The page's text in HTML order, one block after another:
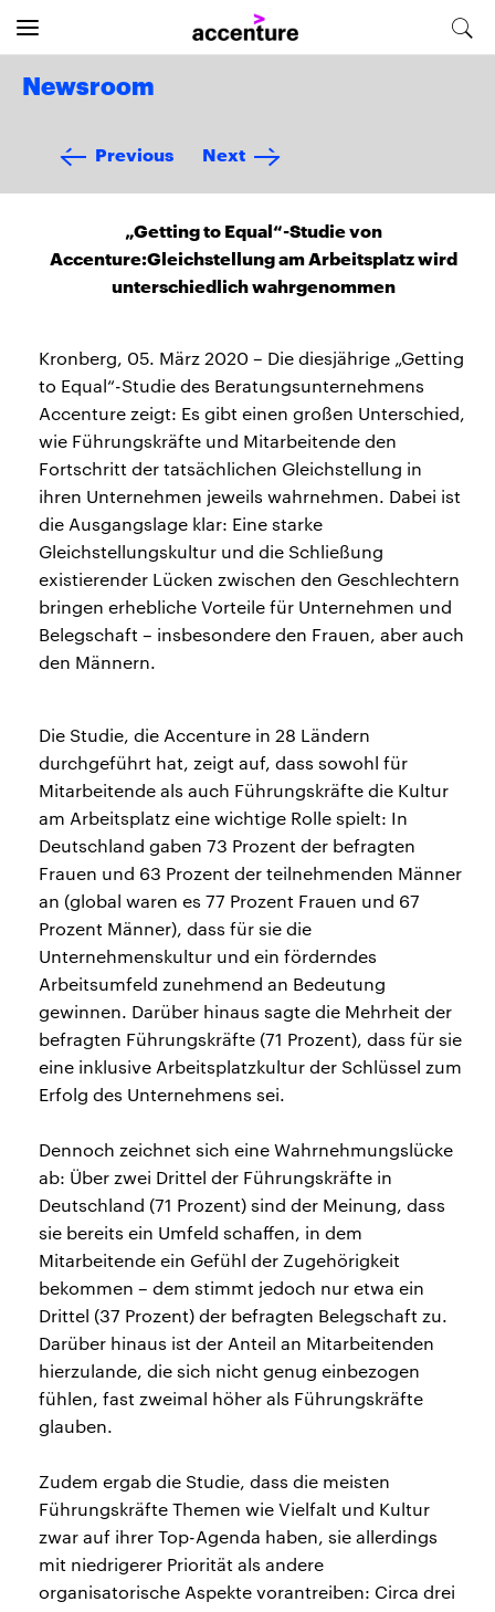
Newsroom
Previous Next
„Getting to Equal“-Studie von
Accenture:Gleichstellung am Arbeitsplatz wird
unterschiedlich wahrgenommen
Kronberg, 05. März 2020 – Die diesjährige „Getting
to Equal“-Studie des Beratungsunternehmens
Accenture zeigt: Es gibt einen großen Unterschied,
wie Führungskräfte und Mitarbeitende den
Fortschritt der tatsächlichen Gleichstellung in
ihren Unternehmen jeweils wahrnehmen. Dabei ist
die Ausgangslage klar: Eine starke
Gleichstellungskultur und die Schließung
existierender Lücken zwischen den Geschlechtern
bringen erhebliche Vorteile für Unternehmen und
Belegschaft – insbesondere den Frauen, aber auch
den Männern.
Die Studie, die Accenture in 28 Ländern
durchgeführt hat, zeigt auf, dass sowohl für
Mitarbeitende als auch Führungskräfte die Kultur
am Arbeitsplatz eine wichtige Rolle spielt: In
Deutschland gaben 73 Prozent der befragten
Frauen und 63 Prozent der teilnehmenden Männer
an (global waren es 77 Prozent Frauen und 67
Prozent Männer), dass für sie die
Unternehmenskultur und ein förderndes
Arbeitsumfeld zunehmend an Bedeutung
gewinnen. Darüber hinaus sagte die Mehrheit der
befragten Führungskräfte (71 Prozent), dass für sie
eine inklusive Arbeitsplatzkultur der Schlüssel zum
Erfolg des Unternehmens sei.
Dennoch zeichnet sich eine Wahrnehmungslücke
ab: Über zwei Drittel der Führungskräfte in
Deutschland (71 Prozent) sind der Meinung, dass
sie bereits ein Umfeld schaffen, in dem
Mitarbeitende ein Gefühl der Zugehörigkeit
bekommen – dem stimmt jedoch nur etwa ein
Drittel (37 Prozent) der befragten Belegschaft zu.
Darüber hinaus ist der Anteil an Mitarbeitenden
hierzulande, die sich nicht genug einbezogen
fühlen, fast zweimal höher als Führungskräfte
glauben.
Zudem ergab die Studie, dass die meisten
Führungskräfte Themen wie Vielfalt und Kultur
zwar auf ihrer Top-Agenda haben, sie allerdings
mit niedrigerer Priorität als andere
organisatorische Aspekte vorantreiben: Circa drei